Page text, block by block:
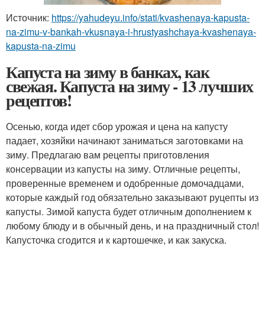
Источник: https://yahudeyu.info/stati/kvashenaya-kapusta-
na-zimu-v-bankah-vkusnaya-i-hrustyashchaya-kvashenaya-
kapusta-na-zimu
Капуста на зиму в банках, как
свежая. Капуста на зиму - 13 лучших
рецептов!
Осенью, когда идет сбор урожая и цена на капусту
падает, хозяйки начинают заниматься заготовками на
зиму. Предлагаю вам рецепты приготовления
консервации из капусты на зиму. Отличные рецепты,
проверенные временем и одобренные домочадцами,
которые каждый год обязательно заказывают руцепты из
капусты. Зимой капуста будет отличным дополнением к
любому блюду и в обычный день, и на праздничный стол!
Капусточка сгодится и к картошечке, и как закуска.